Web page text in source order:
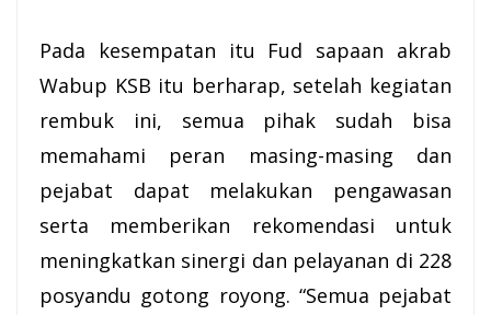
Pada kesempatan itu Fud sapaan akrab
Wabup KSB itu berharap, setelah kegiatan
rembuk ini, semua pihak sudah bisa
memahami peran masing-masing dan
pejabat dapat melakukan pengawasan
serta memberikan rekomendasi untuk
meningkatkan sinergi dan pelayanan di 228
posyandu gotong royong. “Semua pejabat